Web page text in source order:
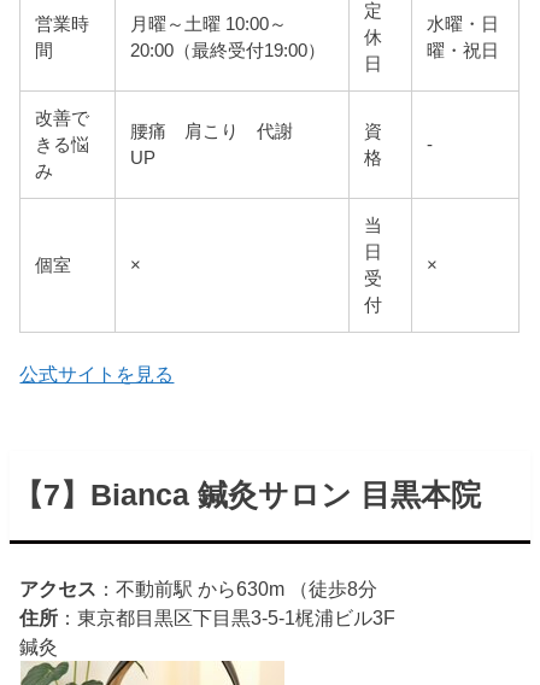
営業時
間
月曜～土曜 10:00～
20:00（最終受付19:00）
定
休
日
水曜・日
曜・祝日
改善で
きる悩
み
腰痛 肩こり 代謝
UP
資
格
-
個室 ×
当
日
受
付
×
公式サイトを見る
【7】Bianca 鍼灸サロン 目黒本院
アクセス ：不動前駅 から630m （徒歩8分
住所 ：東京都目黒区下目黒3-5-1梶浦ビル3F
鍼灸